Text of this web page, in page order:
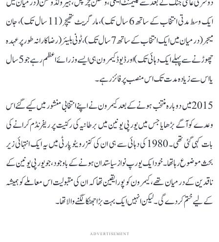
ایک وسط مدتی انتخاب کے ساتھ 6 سال تک)، مارگریٹ تھیچر (11 سال تک)، جان
میجر (درمیان میں ایک انتخاب کے ساتھ 7 سال تک)، ٹونی بلیئر (رضاکارانہ طور پر عہدہ
چھوڑنے سے پہلے ایک دہائی تک) اور ڈیوڈ کیمرون ہی ایسے وزرائے اعظم رہے جو 5 سال
یا اس سے زیادہ مدت تک اس منصب پر فائز رہے۔
2015 میں دوبارہ منتخب ہونے کے بعد کیمرون نے اپنے انتخابی منشور میں کیے گئے اس
وعدے کو آگے بڑھایا جس میں یورپی یونین میں برطانیہ کی رکنیت پر ریفرنڈم کرانے کی
بات کہی گئی تھی۔ 1980 کی دہائی سے ہی ان کی کنزرویٹو پارٹی میں یہ ایک انتہائی زیر
بحث موضوع رہا تھا۔ خود ایک یورپ نواز سیاستدان ہونے کے باوجود، جو یورپی یونین کے
ناقدین کے درمیان تھے، کیمرون کو پورا یقین تھا کہ ان کی مقبولیت اس معاملے کو ہمیشہ
کے لیے ختم کر دے گی۔ لیکن انہیں ایک بہت بڑا جھٹکا لگنے والا تھا۔
ADVERTISEMENT